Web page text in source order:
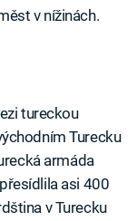
v nížinách.
tureckou
Turecku
armáda
asi 400
v Turecku